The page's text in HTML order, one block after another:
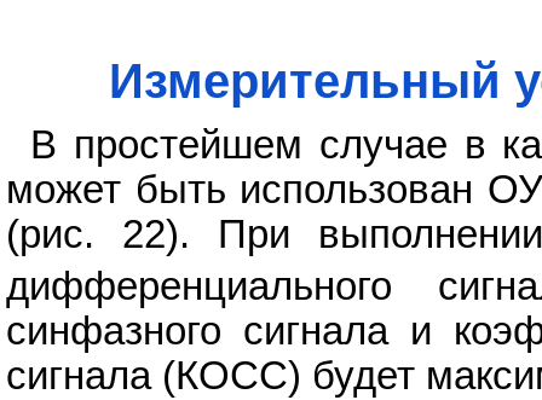
Измерительный
В простейшем случае в
может быть использован
(рис. 22). При
дифференциального
синфазного сигнала и
сигнала (КОСС) будет